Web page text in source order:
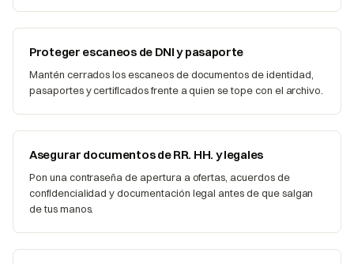
Proteger escaneos de DNI y pasaporte
Mantén cerrados los escaneos de documentos de identidad,
pasaportes y certificados frente a quien se tope con el archivo.
Asegurar documentos de RR. HH. y legales
Pon una contraseña de apertura a ofertas, acuerdos de
confidencialidad y documentación legal antes de que salgan
de tus manos.